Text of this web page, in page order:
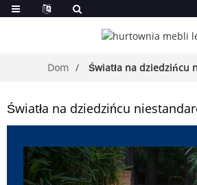
Dom Światła na dziedzińcu
Światła na dziedzińcu